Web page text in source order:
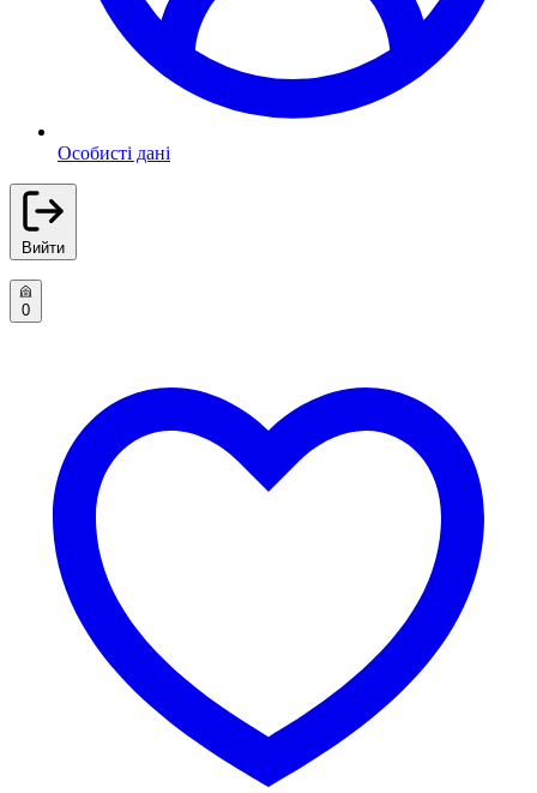
Особисті дані
Вийти
0